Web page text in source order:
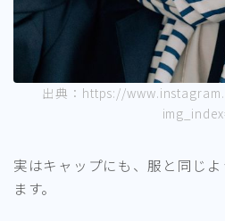
出典：https://
実はキャップにも、服と同じ
ます。